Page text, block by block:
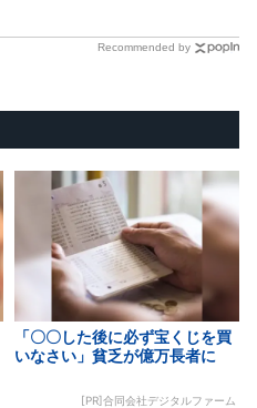
Recommended by
「〇〇した後に必ず宝くじを買
いなさい」貧乏が億万長者に
[PR]合同会社デジタルファーム